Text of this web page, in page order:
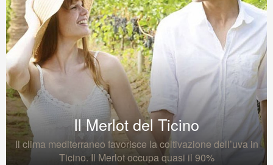
Il Merlot del Ticino
Il clima mediterraneo favorisce la coltivazione dell’uva in
Ticino. Il Merlot occupa quasi il 90%